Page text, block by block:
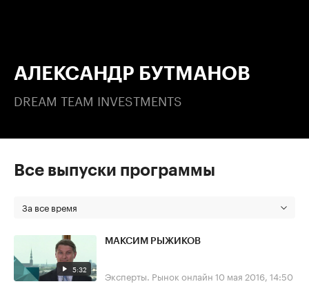
АЛЕКСАНДР БУТМАНОВ
DREAM TEAM INVESTMENTS
Все выпуски программы
За все время
5:32
МАКСИМ РЫЖИКОВ
Эксперты. Рынок онлайн 10 мая 2016, 14:50